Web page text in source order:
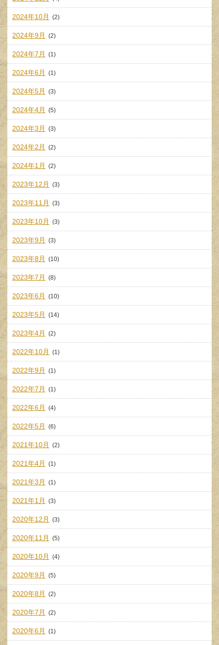
2024年10月 (2)
2024年9月 (2)
2024年7月 (1)
2024年6月 (1)
2024年5月 (3)
2024年4月 (5)
2024年3月 (3)
2024年2月 (2)
2024年1月 (2)
2023年12月 (3)
2023年11月 (3)
2023年10月 (3)
2023年9月 (3)
2023年8月 (10)
2023年7月 (8)
2023年6月 (10)
2023年5月 (14)
2023年4月 (2)
2022年10月 (1)
2022年9月 (1)
2022年7月 (1)
2022年6月 (4)
2022年5月 (6)
2021年10月 (2)
2021年4月 (1)
2021年3月 (1)
2021年1月 (3)
2020年12月 (3)
2020年11月 (5)
2020年10月 (4)
2020年9月 (5)
2020年8月 (2)
2020年7月 (2)
2020年6月 (1)